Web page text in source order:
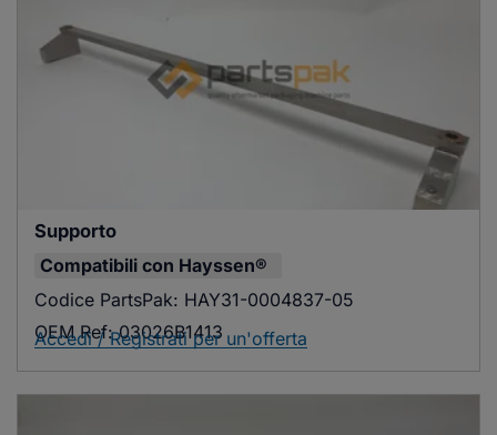
Supporto
Compatibili con Hayssen®
Codice PartsPak: HAY31-0004837-05
OEM Ref: 03026B1413
Accedi / Registrati per un'offerta